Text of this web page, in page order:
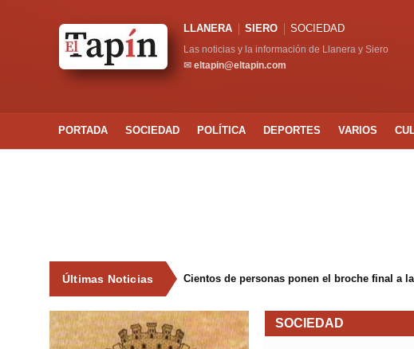
LLANERA SIERO SOCIEDAD
Las noticias y la información de Llanera y Siero
✉ eltapin@eltapin.com
PORTADA SOCIEDAD POLÍTICA DEPORTES VARIOS
Últimas Noticias Cientos de personas ponen el broche final a
SOCIEDAD